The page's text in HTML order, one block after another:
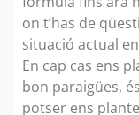
on t’has de
situació actual
En cap cas ens
bon paraigües,
potser ens